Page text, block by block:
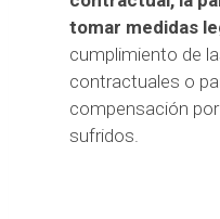
tomar medidas
cumplimiento de
contractuales o
compensación
sufridos.